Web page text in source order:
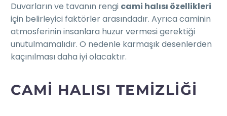
Duvarların ve tavanın rengi cami halısı özellikleri
için belirleyici faktörler arasındadır. Ayrıca caminin
atmosferinin insanlara huzur vermesi gerektiği
unutulmamalıdır. O nedenle karmaşık desenlerden
kaçınılması daha iyi olacaktır.
CAMI HALISI TEMIZLIĞI